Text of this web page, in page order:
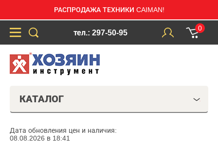
РАСПРОДАЖА ТЕХНИКИ CAIMAN!
тел.: 297-50-95
0
КАТАЛОГ
Дата обновления цен и наличия:
08.08.2026 в 18:41